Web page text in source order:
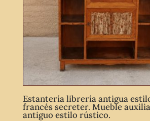
Estantería librería antigua
francés secreter. Mueble
antiguo estilo rústico.